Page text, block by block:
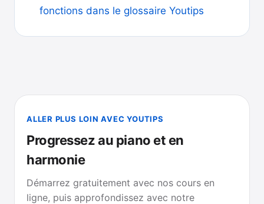
fonctions dans le glossaire Youtips
ALLER PLUS LOIN AVEC YOUTIPS
Progressez au piano et en
harmonie
Démarrez gratuitement avec nos cours en
ligne, puis approfondissez avec notre